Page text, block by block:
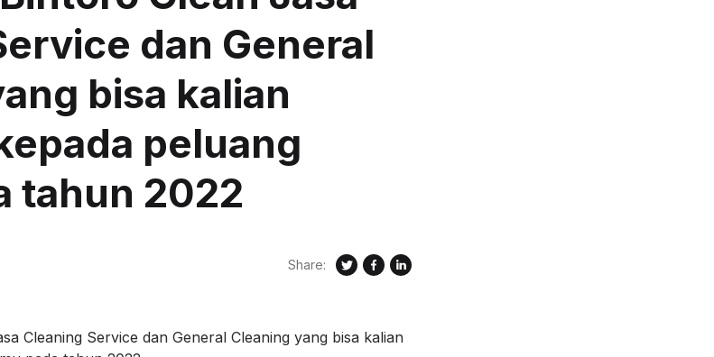
dan General
bisa kalian
peluang
tahun 2022
Share: